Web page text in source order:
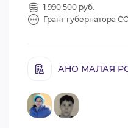
1 990 500 руб.
Грант губернатора
АНО МАЛАЯ